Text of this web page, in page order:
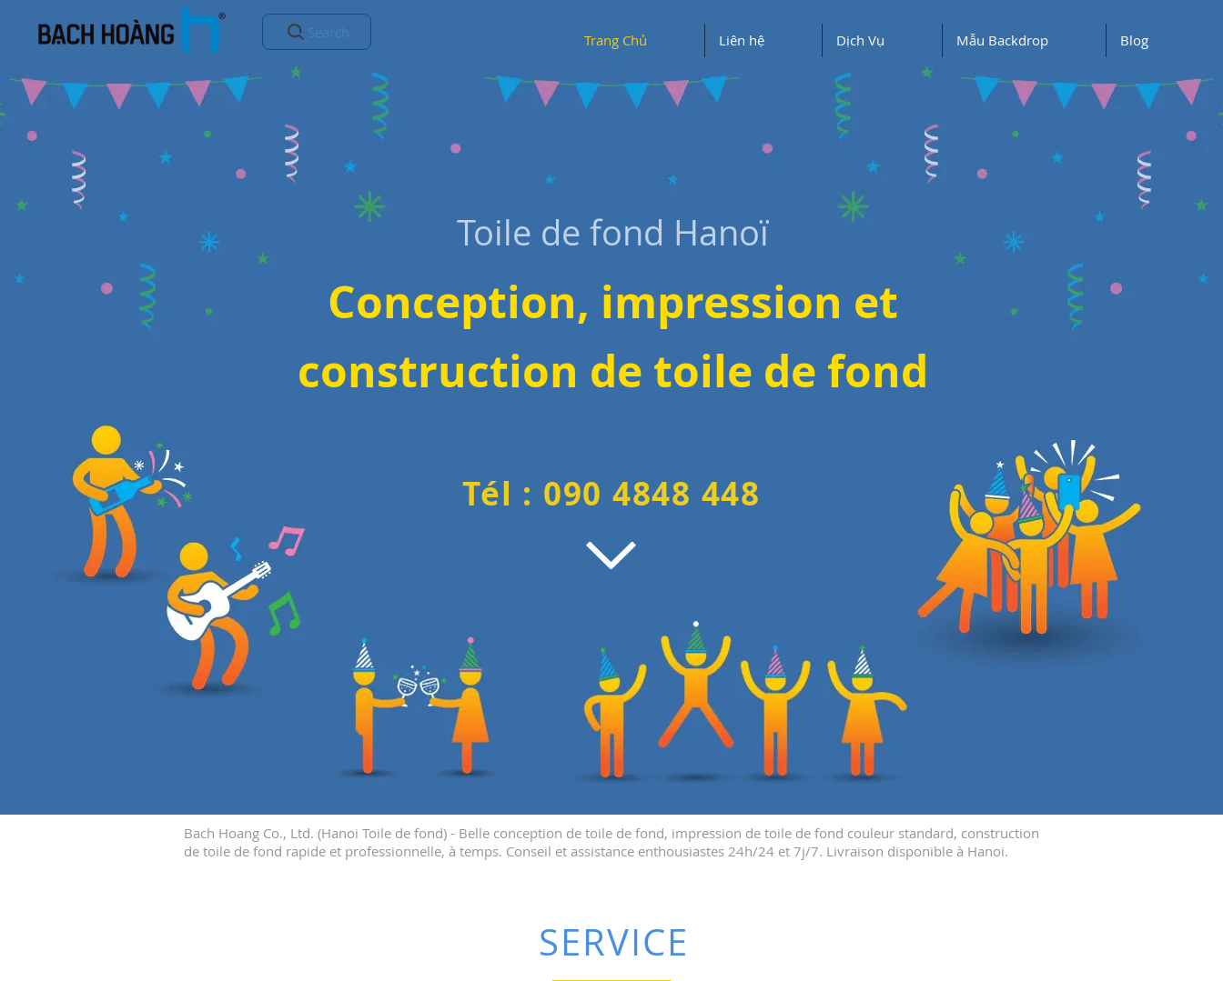
Trang Chủ Liên hệ Dịch Vụ Mẫu Backdrop Blog
Toile de fond Hanoï
Conception, impression et
construction de toile de fond
Tél : 090 4848 448
Bach Hoang Co., Ltd. (Hanoi Toile de fond) - Belle conception de toile de fond, impression de toile de fond couleur standard, construction
de toile de fond rapide et professionnelle, à temps. Conseil et assistance enthousiastes 24h/24 et 7j/7. Livraison disponible à Hanoi.
SERVICE